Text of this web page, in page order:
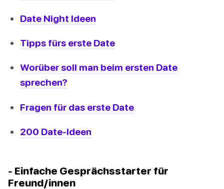
Date Night Ideen
Tipps fürs erste Date
Worüber soll man beim ersten Date
sprechen?
Fragen für das erste Date
200 Date-Ideen
- Einfache Gesprächsstarter für
Freund/innen